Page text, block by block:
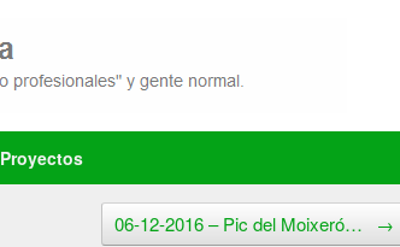
Proyectos
06-12-2016 – Pic del Moixeró… →